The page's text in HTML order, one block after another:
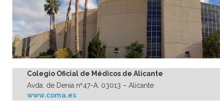
Colegio Oficial de Médicos de Alicante
Avda. de Denia nº47-A. 03013 – Alicante
www.coma.es